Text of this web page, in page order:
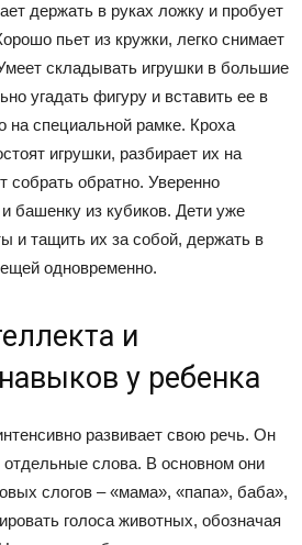
держать в руках ложку и пробует
пьет из кружки, легко снимает
складывать игрушки в большие
угадать фигуру и вставить ее в
на специальной рамке. Кроха
игрушки, разбирает их на
собрать обратно. Уверенно
башенку из кубиков. Дети уже
и тащить их за собой, держать в
одновременно.
и
у ребенка
развивает свою речь. Он
слова. В основном они
слогов – «мама», «папа», баба»,
голоса животных, обозначая